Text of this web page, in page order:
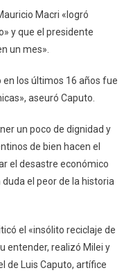
Macri «logró
y que el presidente
un mes».
en los últimos 16 años fue
aseuró Caputo.
un poco de dignidad y
de bien hacen el
el desastre económico
el peor de la historia
el «insólito reciclaje de
entender, realizó Milei y
de Luis Caputo, artífice